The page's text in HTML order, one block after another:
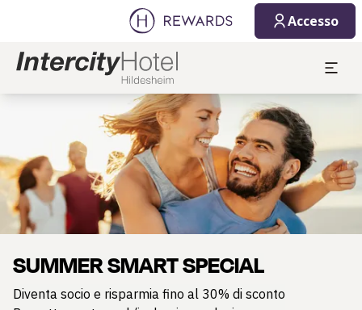
Accesso
SUMMER SMART SPECIAL
Diventa socio e risparmia fino al 30% di sconto